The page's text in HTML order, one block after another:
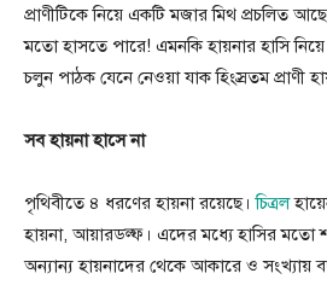
প্রাণীটিকে নিয়ে একটি মজার মিথ প্রচলিত
মতো হাসতে পারে! এমনকি হায়নার হাসি নিয়ে
চলুন পাঠক যেনে নেওয়া যাক হিংস্রতম প্রাণী
সব হায়না হাসে না
পৃথিবীতে ৪ ধরণের হায়না রয়েছে।চিত্রল
হায়না, আয়ারডল্ফ। এদের মধ্যে হাসির মতো
অন্যান্য হায়নাদের থেকে আকারে ও সংখ্যায়